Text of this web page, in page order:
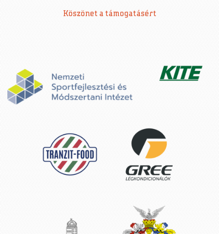
Köszönet a támogatásért